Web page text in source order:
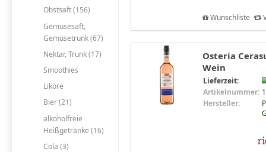
Obstsaft (156)
Gemüsesaft,
Gemüsetrunk (67)
Nektar, Trunk (17)
Smoothies
Liköre
Bier (21)
alkoholfreie
Heißgetränke (16)
Cola (3)
Wunschliste
Osteria
Wein
Lieferzeit:
Artikelnummer:
Hersteller: